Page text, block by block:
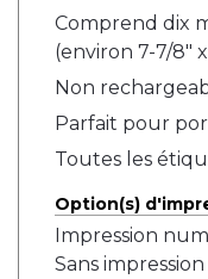
Comprend dix
(environ 7-7/8"
Non
Parfait pour
Toutes les
Option(s)
Impression
Sans impression